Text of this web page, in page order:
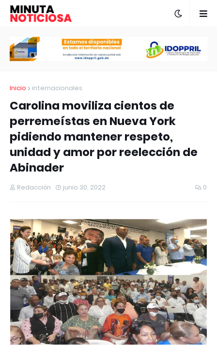
Inicio internacionales
Carolina moviliza cientos de
perremeístas en Nueva York
pidiendo mantener respeto,
unidad y amor por reelección de
Abinader
Redacción junio 30, 2022 0